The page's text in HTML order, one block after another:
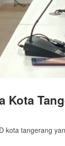
Kota
kota tangerang